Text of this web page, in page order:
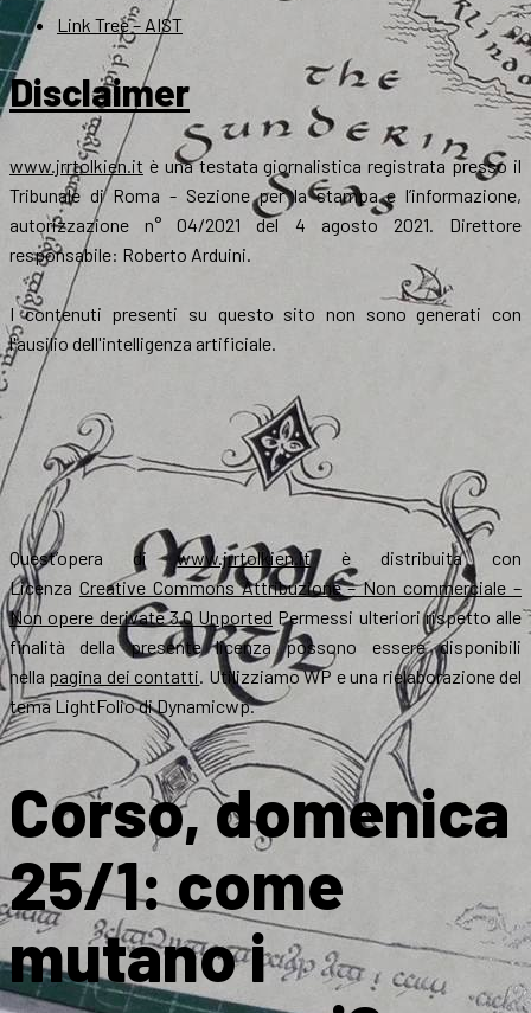
Link Tree – AIST
Disclaimer
www.jrrtolkien.it è una testata giornalistica registrata presso il
Tribunale di Roma - Sezione per la stampa e l’informazione,
autorizzazione n° 04/2021 del 4 agosto 2021. Direttore
responsabile: Roberto Arduini.
I contenuti presenti su questo sito non sono generati con
l'ausilio dell'intelligenza artificiale.
Quest’opera diwww.jrrtolkien.itè distribuita con
Licenza Creative Commons Attribuzione – Non commerciale –
Non opere derivate 3.0 Unported Permessi ulteriori rispetto alle
finalità della presente licenza possono essere disponibili
nella pagina dei contatti. Utilizziamo WP e una rielaborazione del
tema LightFolio di Dynamicwp.
Corso, domenica
25/1: come
mutano i